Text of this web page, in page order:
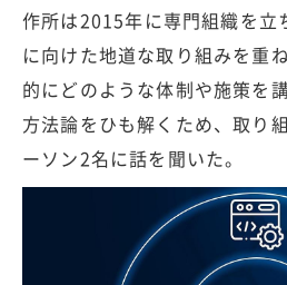
作所は2015年に専門組織を立
に向けた地道な取り組みを重
的にどのような体制や施策を
方法論をひも解くため、取り
ーソン2名に話を聞いた。